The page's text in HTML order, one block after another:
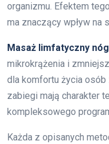
organizmu. Efektem
ma znaczący wpływ na
Masaż limfatyczny nóg
mikrokrążenia i
dla komfortu życia osób
zabiegi mają charakter
kompleksowego
Każda z opisanych